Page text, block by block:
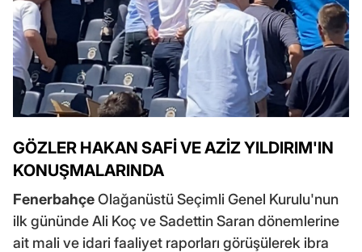
GÖZLER HAKAN SAFİ VE AZİZ YILDIRIM'IN
KONUŞMALARINDA
FenerbahçeOlağanüstü Seçimli Genel Kurulu'nun
ilk gününde Ali Koç ve Sadettin Saran dönemlerine
ait mali ve idari faaliyet raporları görüşülerek ibra